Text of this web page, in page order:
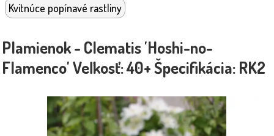
Kvitnúce popínavé rastliny
Plamienok - Clematis 'Hoshi-no-
Flamenco' Veľkosť: 40+ Špecifikácia: RK2